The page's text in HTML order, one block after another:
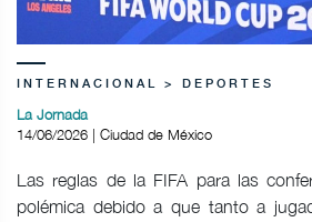
INTERNACIONAL > DEPORTES
La Jornada
14/06/2026 | Ciudad de México
Las reglas de la FIFA para las
polémica debido a que tanto a